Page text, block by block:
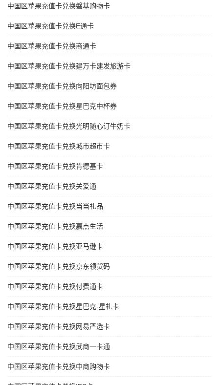
中国区苹果充值卡兑换磐基购物卡
中国区苹果充值卡兑换E通卡
中国区苹果充值卡兑换商通卡
中国区苹果充值卡兑换建万卡建发旅游卡
中国区苹果充值卡兑换向阳坊面包券
中国区苹果充值卡兑换星巴克中杯券
中国区苹果充值卡兑换光明随心订牛奶卡
中国区苹果充值卡兑换城市超市卡
中国区苹果充值卡兑换肯德基卡
中国区苹果充值卡兑换关爱通
中国区苹果充值卡兑换当当礼品
中国区苹果充值卡兑换赢点生活
中国区苹果充值卡兑换亚马逊卡
中国区苹果充值卡兑换京东领货码
中国区苹果充值卡兑换付费通卡
中国区苹果充值卡兑换星巴克-星礼卡
中国区苹果充值卡兑换网易严选卡
中国区苹果充值卡兑换武商一卡通
中国区苹果充值卡兑换中商购物卡